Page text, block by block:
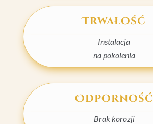
Trwałość
Instalacja
na pokolenia
Odporność
Brak korozji